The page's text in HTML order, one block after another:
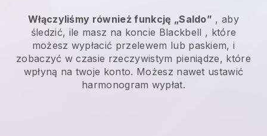
Włączyliśmy również funkcję „Saldo” , aby
śledzić, ile masz na koncie Blackbell , które
możesz wypłacić przelewem lub paskiem, i
zobaczyć w czasie rzeczywistym pieniądze, które
wpłyną na twoje konto. Możesz nawet ustawić
harmonogram wypłat.